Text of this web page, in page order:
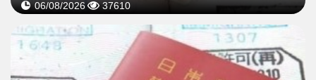
06/08/2026 37610